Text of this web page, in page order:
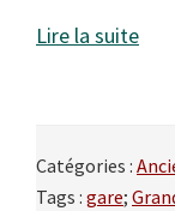
Lire la suite
Catégories :
Tags : gare;